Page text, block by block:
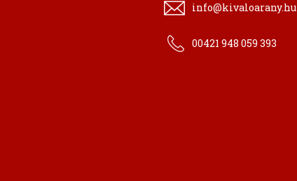
info@kivaloarany.hu
00421 948 059 393